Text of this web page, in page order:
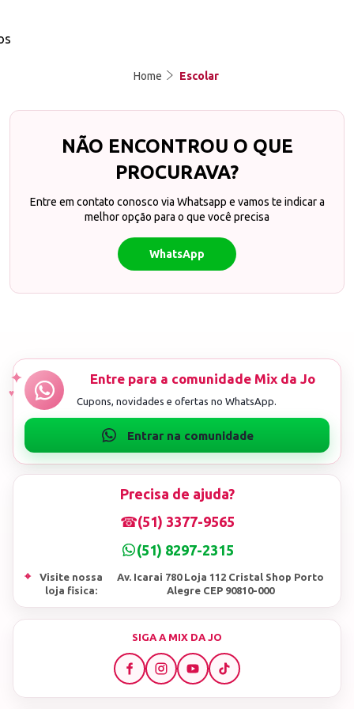
Home Escolar
NÃO ENCONTROU O QUE
PROCURAVA?
Entre em contato conosco via Whatsapp e vamos te indicar a
melhor opção para o que você precisa
WhatsApp
Precisa de ajuda?
☎(51) 3377-9565
(51) 8297-2315
⌖
Visite nossa
loja fisica:
Av. Icarai 780 Loja 112 Cristal Shop Porto
Alegre CEP 90810-000
SIGA A MIX DA JO